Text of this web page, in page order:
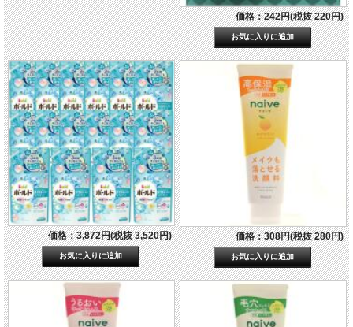
価格：242円(税抜 220円)
価格：3,872円(税抜 3,520円) 価格：308円(税抜 280円)